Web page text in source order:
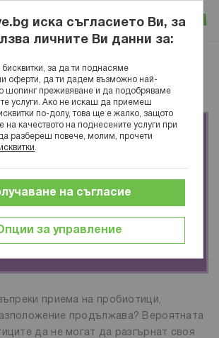
Вход
Какво е синбиотик и кога се пие?
и кога се пие?
приема на пробиотици,
продължава? Вероятната
да не могат да разгърнат своя
иска съгласието Ви, за
личните Ви данни за:
за да ти поднасяме
оферти, да ти дадем възможно най-
шопинг преживяване и да подобряваме
услуги. Ако не искаш да приемеш
по-долу, това ще е жалко, защото
на качеството на поднесените услуги при
разбереш повече, молим, прочети
за управление
на съгласие